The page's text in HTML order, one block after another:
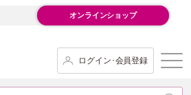
オンラインショップ
ログイン･会員登録